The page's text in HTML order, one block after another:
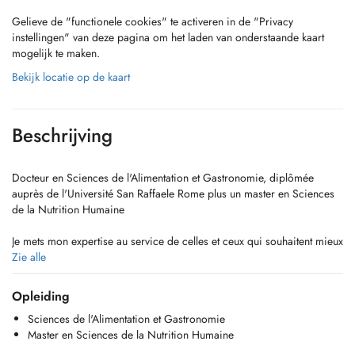
Gelieve de "functionele cookies" te activeren in de "Privacy
instellingen" van deze pagina om het laden van onderstaande kaart
mogelijk te maken.
Bekijk locatie op de kaart
Beschrijving
Docteur en Sciences de l'Alimentation et Gastronomie, diplômée
auprès de l'Université San Raffaele Rome plus un master en Sciences
de la Nutrition Humaine
Je mets mon expertise au service de celles et ceux qui souhaitent mieux
comprendre ce qu'ils consomment.
Je t accompagne dans le choix des aliments adaptes à ton mode de
vie, et je t aide a décrypter les étiquettes nutritionnelles pour faire des
choix sain.
Mon approche est bienveillante, personnalisée et axée sur le plaisir de
manger en conscience et maintenir un équilibrage alimentaire.
Zie alle
Opleiding
Sciences de l'Alimentation et Gastronomie
Master en Sciences de la Nutrition Humaine